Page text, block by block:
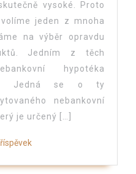
vysoké. Proto
jeden z mnoha
na výběr opravdu
Jedním z těch
hypotéka
Jedná se o ty
nebankovní
je určený […]